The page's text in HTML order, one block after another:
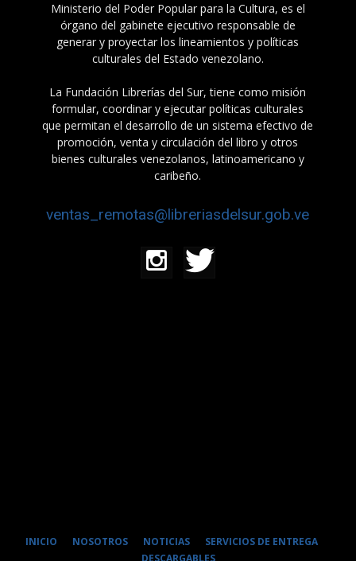
Ministerio del Poder Popular para la Cultura, es el
órgano del gabinete ejecutivo responsable de
generar y proyectar los lineamientos y políticas
culturales del Estado venezolano.
La Fundación Librerías del Sur, tiene como misión
formular, coordinar y ejecutar políticas culturales
que permitan el desarrollo de un sistema efectivo de
promoción, venta y circulación del libro y otros
bienes culturales venezolanos, latinoamericano y
caribeño.
ventas_remotas@libreriasdelsur.gob.ve
INICIO NOSOTROS NOTICIAS
SERVICIOS DE ENTREGA